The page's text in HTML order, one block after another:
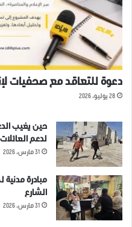
دعوة للتعاقد مع صحفيات
28 يوليو، 2026
حين يغيب
لدعم
31 مارس، 2026
مبادرة مدنية
الشارع
31 مارس، 2026